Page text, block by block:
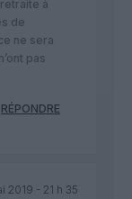
à
de
ne sera
pas
RÉPONDRE
2019 - 21 h 35